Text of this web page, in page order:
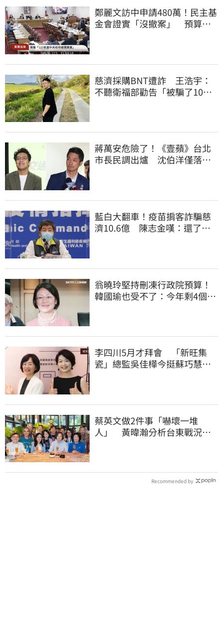
鄭麗文訪中申請480萬！民主基
金會證實「沒撤案」 預算被
慈濟採購BNT遭詐 王浩宇：
不聽衛福部勸告「被騙了10億
蔣萬安危險了！《壹蘋》台北
市長民調出爐 沈伯洋僅落後
藍白大翻車！疫苗掮客詐騙慈
濟10.6億 陳志金嘆：還了陳
翁曉玲堅持刪凍行政院預算！
韓國瑜也受不了：今年剩4個月
李四川5月才拜會 「新旺集
瓷」總監吳佳樺今挺蘇巧慧：
蔡英文做2件事「嚇壞一堆
人」 黃暐瀚分析台東戰況：
Recommended by